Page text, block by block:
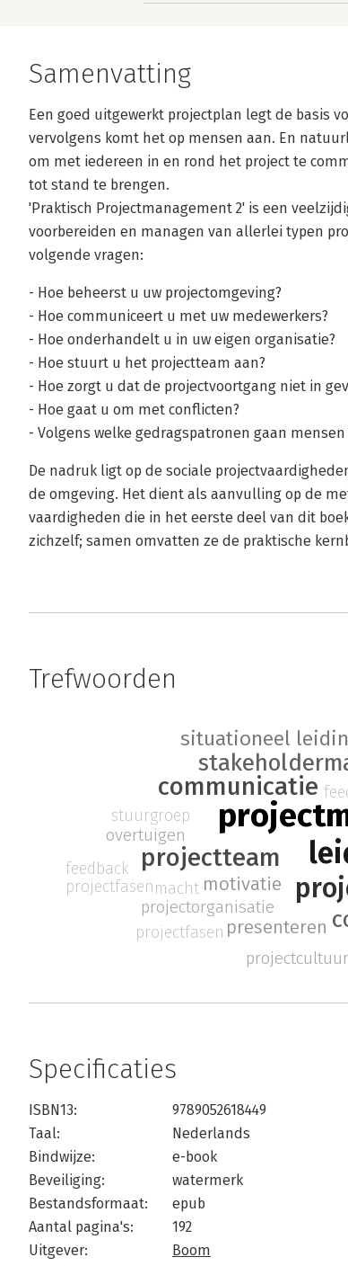
Samenvatting
Een goed uitgewerkt projectplan legt de basis
vervolgens komt het op mensen aan. En
om met iedereen in en rond het project te
tot stand te brengen.
'Praktisch Projectmanagement 2' is een
voorbereiden en managen van allerlei typen
volgende vragen:
- Hoe beheerst u uw projectomgeving?
- Hoe communiceert u met uw medewerkers?
- Hoe onderhandelt u in uw eigen organisatie?
- Hoe stuurt u het projectteam aan?
- Hoe zorgt u dat de projectvoortgang niet in
- Hoe gaat u om met conflicten?
- Volgens welke gedragspatronen gaan mensen
De nadruk ligt op de sociale
de omgeving. Het dient als aanvulling op de
vaardigheden die in het eerste deel van dit
zichzelf; samen omvatten ze de praktische
Trefwoorden
projectteam
communicatie
situationeel
motivatie
presenteren
projectorganisatie
overtuigen
projectcultuur
stuurgroep
projectfasen
macht
projectfasen
feedback
Specificaties
ISBN13:
9789052618449
Taal:
Nederlands
Bindwijze:
e-book
Beveiliging:
watermerk
Bestandsformaat:
epub
Aantal pagina's:
192
Uitgever:
Boom